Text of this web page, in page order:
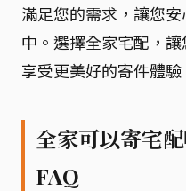
滿足您的需求，讓您
中。選擇全家宅配，
享受更美好的寄件體驗
全家可以寄宅
FAQ